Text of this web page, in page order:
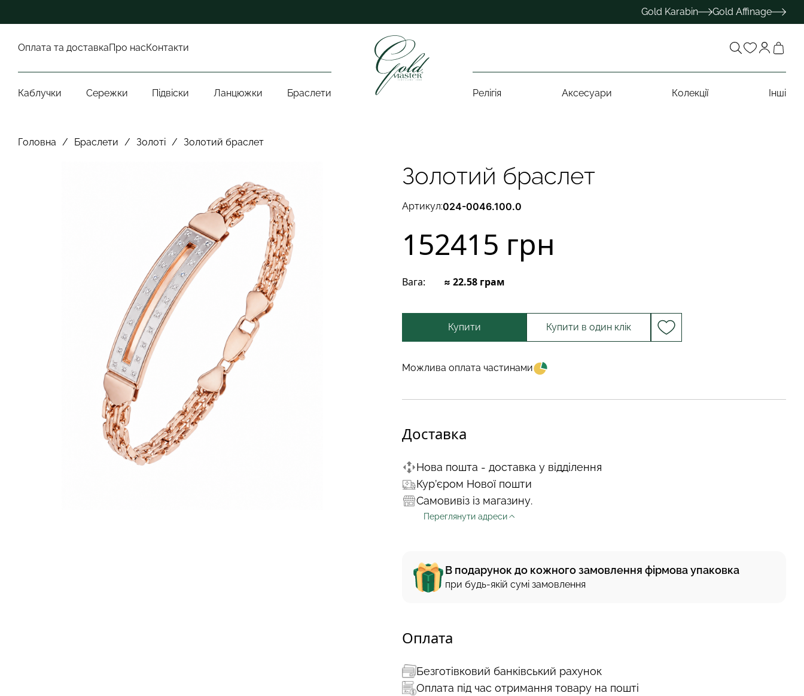
Gold Karabin Gold Affinage
Оплата та доставкаПро насКонтакти
Каблучки Сережки Підвіски Ланцюжки Браслети Релігія Аксесуари Колекції Інші
Головна / Браслети / Золоті / Золотий браслет
Золотий браслет
Артикул:024-0046.100.0
152415 грн
Вага: ≈ 22.58 грам
Купити Купити в один клік
Можлива оплата частинами
Доставка
Нова пошта - доставка у відділення
Кур’єром Нової пошти
Самовивіз із магазину.
Переглянути адреси
В подарунок до кожного замовлення фірмова упаковка
при будь-якій сумі замовлення
Оплата
Безготівковий банківський рахунок
Оплата під час отримання товару на пошті